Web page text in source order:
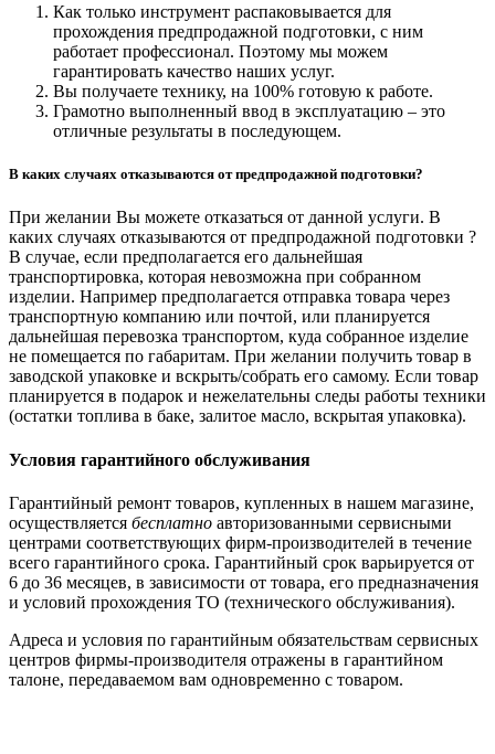
Как только инструмент распаковывается для
прохождения предпродажной подготовки, с ним
работает профессионал. Поэтому мы можем
гарантировать качество наших услуг.
Вы получаете технику, на 100% готовую к работе.
Грамотно выполненный ввод в эксплуатацию – это
отличные результаты в последующем.
В каких случаях отказываются от предпродажной подготовки?
При желании Вы можете отказаться от данной услуги. В
каких случаях отказываются от предпродажной подготовки ?
В случае, если предполагается его дальнейшая
транспортировка, которая невозможна при собранном
изделии. Например предполагается отправка товара через
транспортную компанию или почтой, или планируется
дальнейшая перевозка транспортом, куда собранное изделие
не помещается по габаритам. При желании получить товар в
заводской упаковке и вскрыть/собрать его самому. Если товар
планируется в подарок и нежелательны следы работы техники
(остатки топлива в баке, залитое масло, вскрытая упаковка).
Условия гарантийного обслуживания
Гарантийный ремонт товаров, купленных в нашем магазине,
осуществляется бесплатно авторизованными сервисными
центрами соответствующих фирм-производителей в течение
всего гарантийного срока. Гарантийный срок варьируется от
6 до 36 месяцев, в зависимости от товара, его предназначения
и условий прохождения ТО (технического обслуживания).
Адреса и условия по гарантийным обязательствам сервисных
центров фирмы-производителя отражены в гарантийном
талоне, передаваемом вам одновременно с товаром.